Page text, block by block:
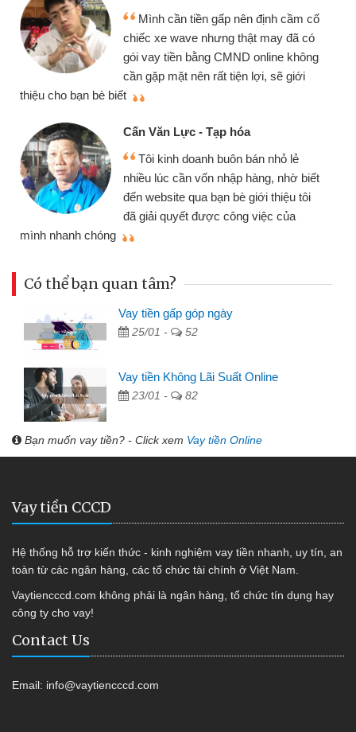
Mình cần tiền gấp nên định cầm cố
chiếc xe wave nhưng thật may đã có
gói vay tiền bằng CMND online không
cần gặp mặt nên rất tiện lợi, sẽ giới
thiệu cho bạn bè biết
Cấn Văn Lực - Tạp hóa
Tôi kinh doanh buôn bán nhỏ lẻ
nhiều lúc cần vốn nhập hàng, nhờ biết
đến website qua bạn bè giới thiệu tôi
đã giải quyết được công việc của
mình nhanh chóng
Có thể bạn quan tâm?
Vay tiền gấp góp ngày
25/01 - 52
Vay tiền Không Lãi Suất Online
23/01 - 82
Bạn muốn vay tiền? - Click xem Vay tiền Online
Vay tiền CCCD
Hệ thống hỗ trợ kiến thức - kinh nghiệm vay tiền nhanh, uy tín, an
toàn từ các ngân hàng, các tổ chức tài chính ở Việt Nam.
Vaytiencccd.com không phải là ngân hàng, tổ chức tín dụng hay
công ty cho vay!
Contact Us
Email: info@vaytiencccd.com